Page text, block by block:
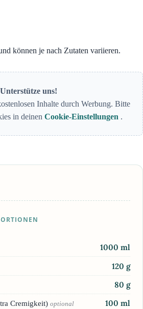
können je nach Zutaten variieren.
Unterstütze uns!
Inhalte durch Werbung. Bitte
in deinen Cookie-Einstellungen .
1000 ml
120 g
80 g
Cremigkeit) optional 100 ml